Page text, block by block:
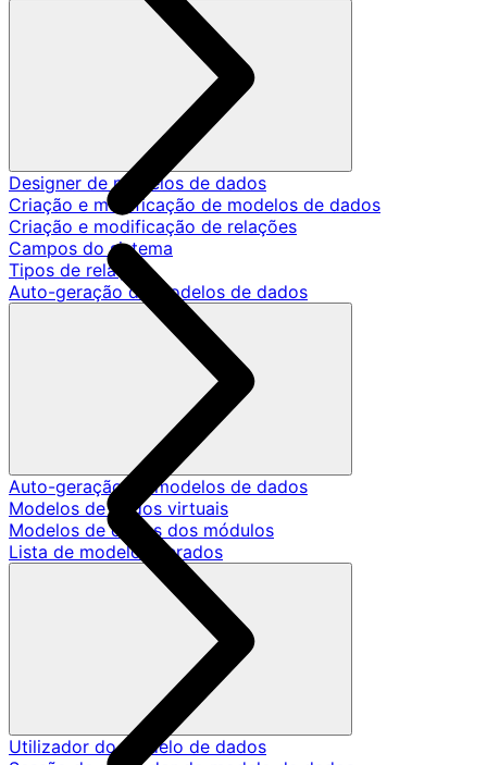
Designer de modelos de dados
Criação e modificação de modelos de dados
Criação e modificação de relações
Campos do sistema
Tipos de relação
Auto-geração de modelos de dados
Auto-geração de modelos de dados
Modelos de dados virtuais
Modelos de dados dos módulos
Lista de modelos gerados
Utilizador do modelo de dados